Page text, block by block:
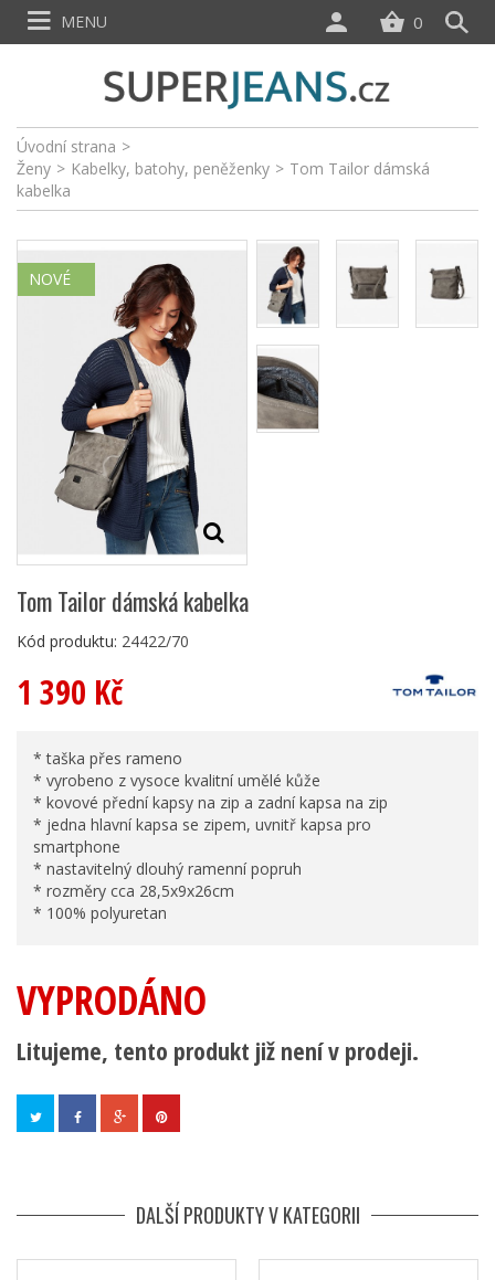
Úvodní strana >
Ženy > Kabelky, batohy, peněženky > Tom Tailor dámská
kabelka
NOVÉ
Tom Tailor dámská kabelka
Kód produktu: 24422/70
1 390 Kč
* taška přes rameno
* vyrobeno z vysoce kvalitní umělé kůže
* kovové přední kapsy na zip a zadní kapsa na zip
* jedna hlavní kapsa se zipem, uvnitř kapsa pro
smartphone
* nastavitelný dlouhý ramenní popruh
* rozměry cca 28,5x9x26cm
* 100% polyuretan
VYPRODÁNO
Litujeme, tento produkt již není v prodeji.
DALŠÍ PRODUKTY V KATEGORII
0
MENU